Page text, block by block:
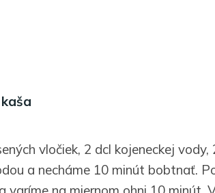
vločiek, 2 dcl kojeneckej
a necháme 10 minút bobtnať.